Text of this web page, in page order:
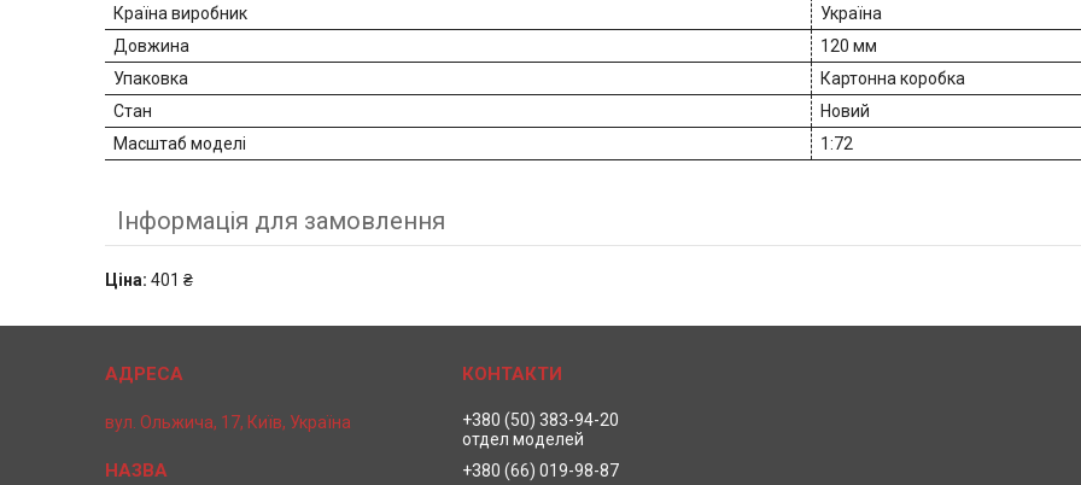
Країна виробник
Україна
Довжина
120 мм
Упаковка
Картонна коробка
Стан
Новий
Масштаб моделі
1:72
Інформація для замовлення
Ціна: 401 ₴
вул. Ольжича, 17, Київ, Україна
+380 (50) 383-94-20
отдел моделей
+380 (66) 019-98-87